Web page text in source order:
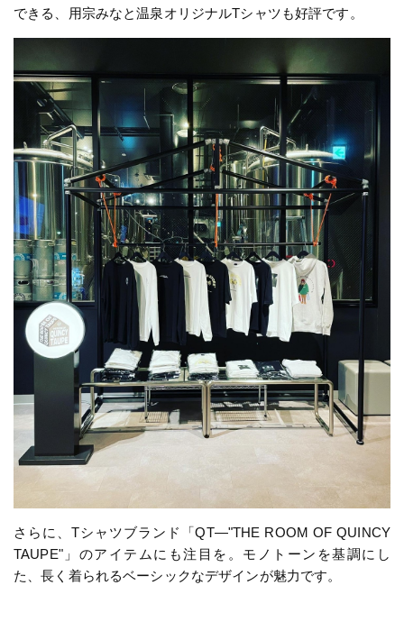
できる、用宗みなと温泉オリジナルTシャツも好評です。
さらに、Tシャツブランド「QT―"THE ROOM OF QUINCY
TAUPE"」のアイテムにも注目を。モノトーンを基調にし
た、長く着られるベーシックなデザインが魅力です。